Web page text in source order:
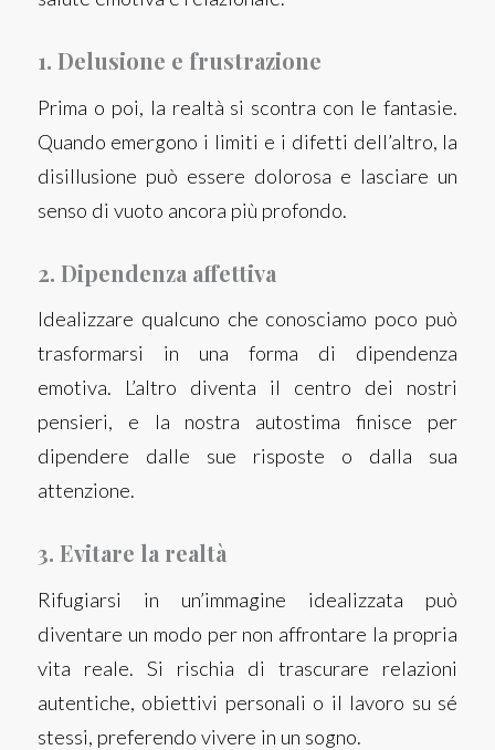
1. Delusione e frustrazione
Prima o poi, la realtà si scontra con le fantasie.
Quando emergono i limiti e i difetti dell’altro, la
disillusione può essere dolorosa e lasciare un
senso di vuoto ancora più profondo.
2. Dipendenza affettiva
Idealizzare qualcuno che conosciamo poco può
trasformarsi in una forma di dipendenza
emotiva. L’altro diventa il centro dei nostri
pensieri, e la nostra autostima finisce per
dipendere dalle sue risposte o dalla sua
attenzione.
3. Evitare la realtà
Rifugiarsi in un’immagine idealizzata può
diventare un modo per non affrontare la propria
vita reale. Si rischia di trascurare relazioni
autentiche, obiettivi personali o il lavoro su sé
stessi, preferendo vivere in un sogno.